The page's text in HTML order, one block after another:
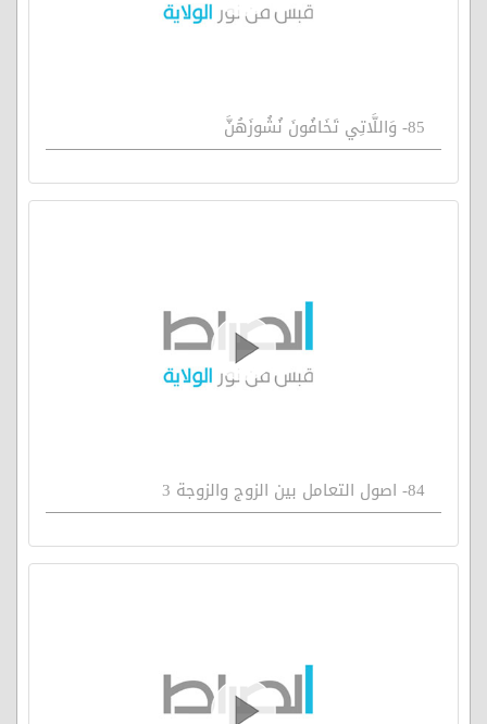
85- وَاللَّاتِي تَخَافُونَ نُشُوزَهُنَّ
84- اصول التعامل بين الزوج والزوجة 3